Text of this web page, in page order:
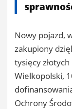
Nowy pojazd,
zakupiony
tysięcy
Wielkopolski,
Ochrony